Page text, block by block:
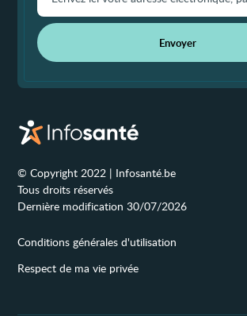
Envoyer
© Copyright 2022 | Infosanté.be
Tous droits réservés
Dernière modification 30/07/2026
Conditions générales d'utilisation
Respect de ma vie privée